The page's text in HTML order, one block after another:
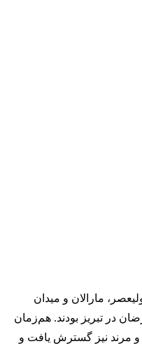
مارالان و میدان
در تبریز بودند. هم‌زمان
و مرند نیز گسترش یافت و